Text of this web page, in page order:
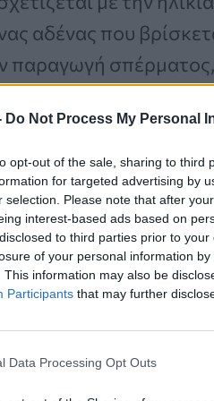
Do Not Process My Personal
opt-out of the sale, sharing to third
for targeted advertising by
selection. Please note that after
interest-based ads based on
to third parties prior to
of your personal information
This information may also be
Participants that may further
Data Processing Opt Outs
αδένας που
παραγωγή σπέρματος,
Νέα